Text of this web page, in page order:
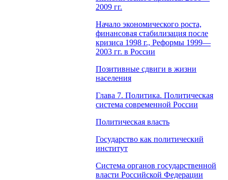
2009 гг.
Начало экономического роста,
финансовая стабилизация после
кризиса 1998 г., Реформы 1999—
2003 гг. в России
Позитивные сдвиги в жизни
населения
Глава 7. Политика. Политическая
система современной России
Политическая власть
Государство как политический
институт
Система органов государственной
власти Российской Федерации